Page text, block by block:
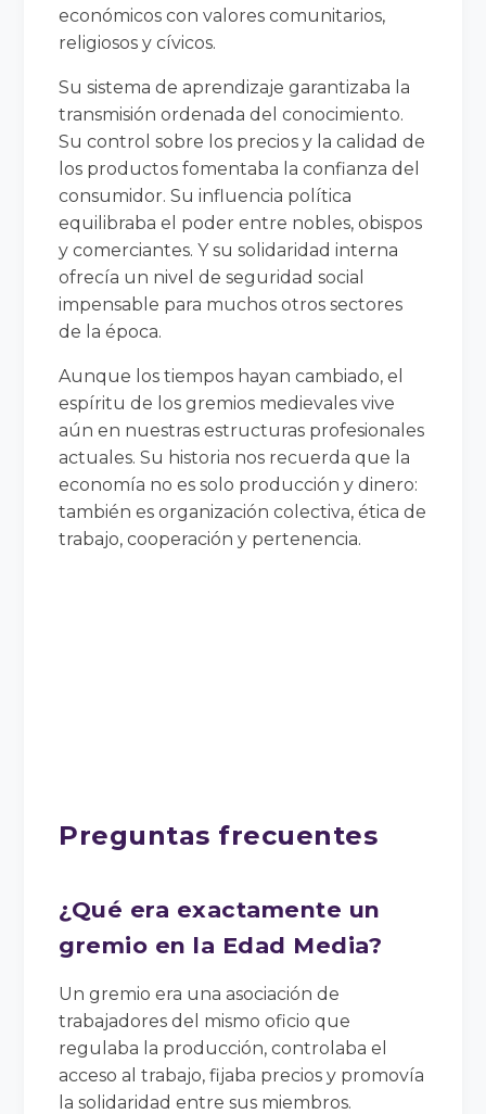
económicos con valores comunitarios,
religiosos y cívicos.
Su sistema de aprendizaje garantizaba la
transmisión ordenada del conocimiento.
Su control sobre los precios y la calidad de
los productos fomentaba la confianza del
consumidor. Su influencia política
equilibraba el poder entre nobles, obispos
y comerciantes. Y su solidaridad interna
ofrecía un nivel de seguridad social
impensable para muchos otros sectores
de la época.
Aunque los tiempos hayan cambiado, el
espíritu de los gremios medievales vive
aún en nuestras estructuras profesionales
actuales. Su historia nos recuerda que la
economía no es solo producción y dinero:
también es organización colectiva, ética de
trabajo, cooperación y pertenencia.
Preguntas frecuentes
¿Qué era exactamente un
gremio en la Edad Media?
Un gremio era una asociación de
trabajadores del mismo oficio que
regulaba la producción, controlaba el
acceso al trabajo, fijaba precios y promovía
la solidaridad entre sus miembros.